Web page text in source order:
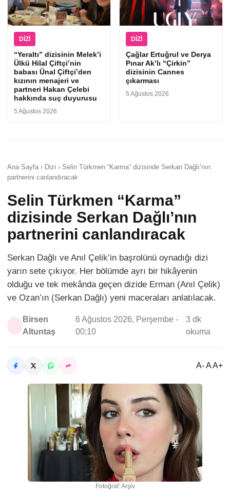
DIZI
“Yeraltı” dizisinin Melek’i
Ülkü Hilal Çiftçi’nin
babası Ünal Çiftçi’den
kızının menajeri ve
partneri Hakan Çelebi
hakkında suç duyurusu
5 Ağustos 2026
DIZI
Çağlar Ertuğrul ve Derya
Pınar Ak’lı “Çirkin”
dizisinin Cannes
çıkarması
5 Ağustos 2026
Ana Sayfa › Dizi › Selin Türkmen “Karma” dizisinde Serkan Dağlı’nın
partnerini canlandıracak
Selin Türkmen “Karma”
dizisinde Serkan Dağlı’nın
partnerini canlandıracak
Serkan Dağlı ve Anıl Çelik’in başrolünü oynadığı dizi
yarın sete çıkıyor. Her bölümde ayrı bir hikâyenin
olduğu ve tek mekânda geçen dizide Erman (Anıl Çelik)
ve Ozan’ın (Serkan Dağlı) yeni maceraları anlatılacak.
Birsen
Altuntaş
6 Ağustos 2026, Perşembe -
00:10
3 dk
okuma
A- A A+
Fotoğraf: Arşiv